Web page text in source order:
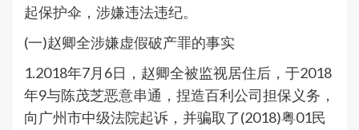
起保护伞，涉嫌违法违纪。
(一)赵卿全涉嫌虚假破产罪的事实
1.2018年7月6日，赵卿全被监视居住后，于2018
年9与陈茂芝恶意串通，捏造百利公司担保义务，
向广州市中级法院起诉，并骗取了(2018)粤01民